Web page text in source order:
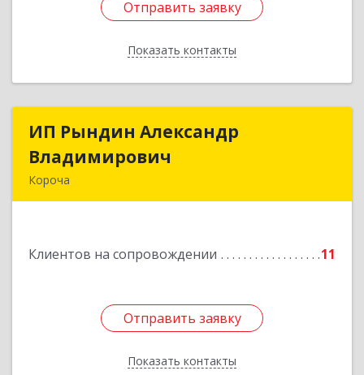
Отправить заявку
Показать контакты
Отправить заявку
Назад
ИП Рындин Александр
Владимирович
Короча
Клиентов на сопровождении 11
Отправить заявку
Показать контакты
ИП Рындин Александр
Подробнее
Отправить заявку
Назад